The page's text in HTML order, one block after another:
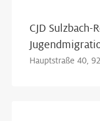
CJD Sulzbach-
Hauptstraße 40,